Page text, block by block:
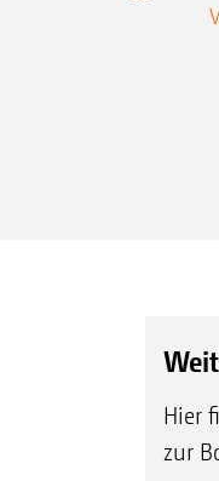
Hier
zur